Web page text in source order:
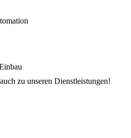
zu unseren Dienstleistungen!